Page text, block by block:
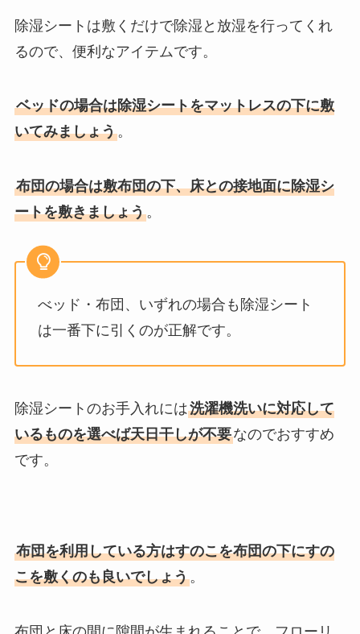
除湿シートは敷くだけで除湿と放湿を行ってくれ
るので、便利なアイテムです。
ベッドの場合は除湿シートをマットレスの下に敷
いてみましょう。
布団の場合は敷布団の下、床との接地面に除湿シ
ートを敷きましょう。
べッド・布団、いずれの場合も除湿シート
は一番下に引くのが正解です。
除湿シートのお手入れには洗濯機洗いに対応して
いるものを選べば天日干しが不要なのでおすすめ
です。
布団を利用している方はすのこを布団の下にすの
こを敷くのも良いでしょう。